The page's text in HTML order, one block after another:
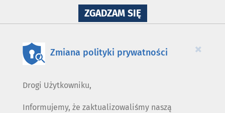
ZGADZAM SIĘNA
WYKORZYSTANIE
×
Zmiana polityki prywatności
Drogi Użytkowniku,
Informujemy, że zaktualizowaliśmy naszą